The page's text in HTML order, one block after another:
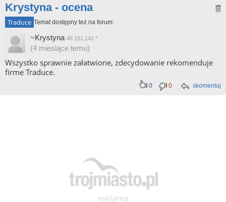
Krystyna - ocena
Traduce Temat dostępny też na forum:
~Krystyna 46.151.141.*
(4 miesiące temu)
Wszystko sprawnie załatwione, zdecydowanie rekomenduje
firme Traduce.
skomentuj
0 0